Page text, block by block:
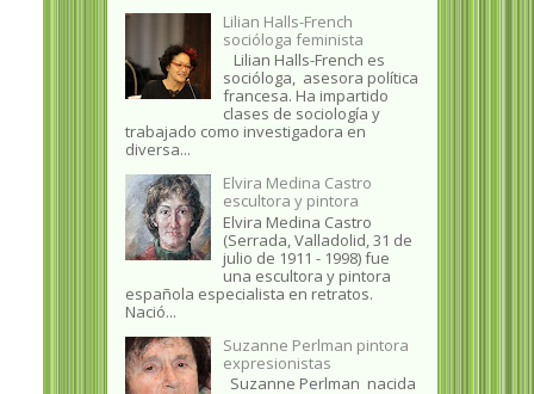
Lilian Halls-French
socióloga feminista
Lilian Halls-French es
socióloga, asesora política
francesa. Ha impartido
clases de sociología y
trabajado como investigadora en
diversa...
Elvira Medina Castro
escultora y pintora
Elvira Medina Castro
(Serrada, Valladolid, 31 de
julio de 1911 - 1998) fue
una escultora y pintora
española especialista en retratos.
Nació...
Suzanne Perlman pintora
expresionistas
Suzanne Perlman nacida